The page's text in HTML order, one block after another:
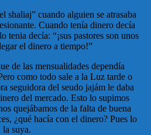
shaliaj” cuando alguien se atrasaba
Cuando tenía dinero decía
tenia decía: “¡sus pastores son unos
el dinero a tiempo!”
de las mensualidades dependía
como todo sale a la Luz tarde o
seguidora del seudo jajám le daba
del mercado. Esto lo supimos
quejábamos de la falta de buena
¿qué hacía con el dinero? Pues lo
la suya.